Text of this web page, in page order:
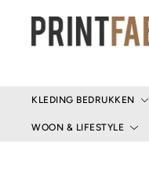
KLEDING BEDRUKKEN
WOON & LIFESTYLE